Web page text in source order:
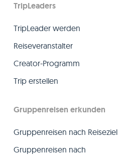
TripLeaders
TripLeader werden
Reiseveranstalter
Creator-Programm
Trip erstellen
Gruppenreisen erkunden
Gruppenreisen nach Reiseziel
Gruppenreisen nach